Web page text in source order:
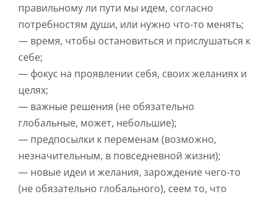
правильному ли пути мы идем, согласно
потребностям души, или нужно что-то менять;
— время, чтобы остановиться и прислушаться к
себе;
— фокус на проявлении себя, своих желаниях и
целях;
— важные решения (не обязательно
глобальные, может, небольшие);
— предпосылки к переменам (возможно,
незначительным, в повседневной жизни);
— новые идеи и желания, зарождение чего-то
(не обязательно глобального), сеем то, что